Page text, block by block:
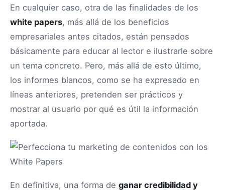
En cualquier caso, otra de las finalidades de los
white papers, más allá de los beneficios
empresariales antes citados, están pensados
básicamente para educar al lector e ilustrarle sobre
un tema concreto. Pero, más allá de esto último,
los informes blancos, como se ha expresado en
líneas anteriores, pretenden ser prácticos y
mostrar al usuario por qué es útil la información
aportada.
En definitiva, una forma de ganar credibilidad y